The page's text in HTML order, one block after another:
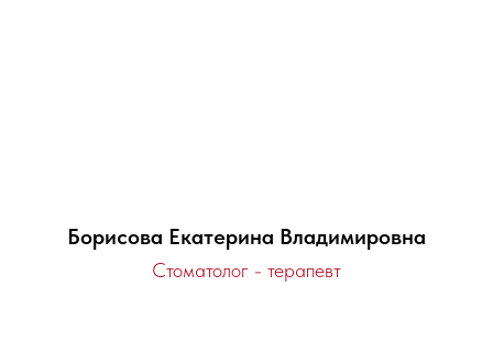
Борисова Екатерина Владимировна
Стоматолог - терапевт